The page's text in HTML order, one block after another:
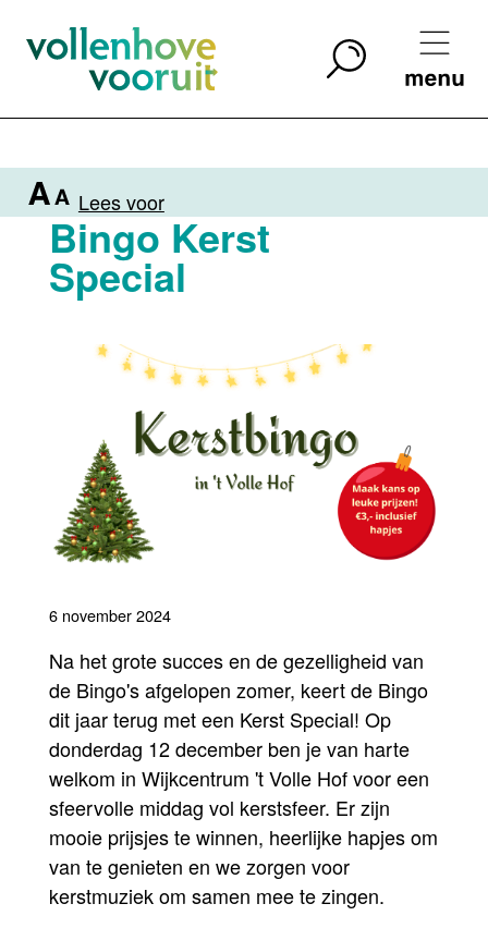
Lees voor
Bingo Kerst
Special
6 november 2024
Na het grote succes en de gezelligheid van
de Bingo's afgelopen zomer, keert de Bingo
dit jaar terug met een Kerst Special! Op
donderdag 12 december ben je van harte
welkom in Wijkcentrum 't Volle Hof voor een
sfeervolle middag vol kerstsfeer. Er zijn
mooie prijsjes te winnen, heerlijke hapjes om
van te genieten en we zorgen voor
kerstmuziek om samen mee te zingen.